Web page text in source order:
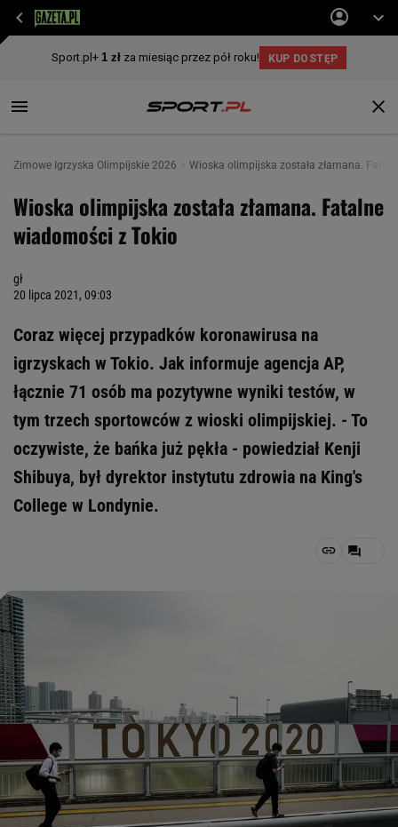
Zimowe Igrzyska Olimpijskie 2026 Wioska olimpijska została złamana.
Wioska olimpijska została złamana. Fatalne
wiadomości z Tokio
gł
20 lipca 2021, 09:03
Coraz więcej przypadków koronawirusa na
igrzyskach w Tokio. Jak informuje agencja AP,
łącznie 71 osób ma pozytywne wyniki testów, w
tym trzech sportowców z wioski olimpijskiej. - To
oczywiste, że bańka już pękła - powiedział Kenji
Shibuya, był dyrektor instytutu zdrowia na King's
College w Londynie.